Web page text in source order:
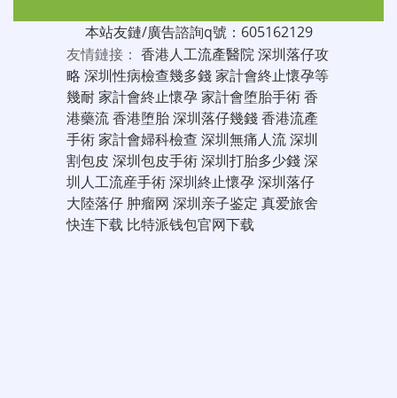
本站友鏈/廣告諮詢q號：605162129
友情鏈接： 香港人工流產醫院深圳落仔攻
略 深圳性病檢查幾多錢家計會終止懷孕等
幾耐家計會終止懷孕家計會堕胎手術香
港藥流香港堕胎深圳落仔幾錢香港流產
手術家計會婦科檢查 深圳無痛人流深圳
割包皮 深圳包皮手術深圳打胎多少錢深
圳人工流産手術深圳終止懷孕深圳落仔
大陸落仔 肿瘤网 深圳亲子鉴定 真爱旅舍
快连下载 比特派钱包官网下载